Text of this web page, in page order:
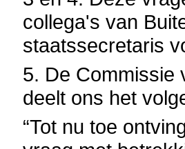
collega's van
staatssecretaris
5. De Commissie
deelt ons het
“Tot nu toe